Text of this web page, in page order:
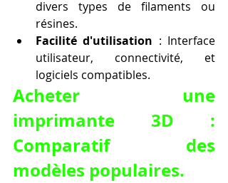
divers types de filaments ou
résines.
Facilité d'utilisation : Interface
utilisateur, connectivité, et
logiciels compatibles.
Acheter une
imprimante 3D :
Comparatif des
modèles populaires.